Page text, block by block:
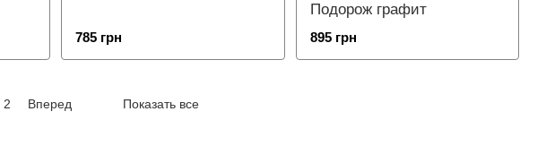
785 грн
Подорож графит
895 грн
2 Вперед Показать все